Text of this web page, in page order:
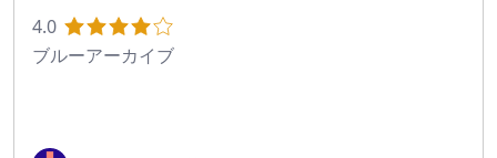
で絆をはぐくんだ生徒たちが紡ぐストーリー。しんど
すぎな曇らせからの快晴を思わせるような熱い展開。
4.0
ブルーアーカイブ